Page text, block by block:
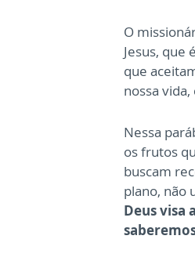
O
Jesus, que
que
nossa
Nessa
os frutos
buscam
plano, não
Deus visa